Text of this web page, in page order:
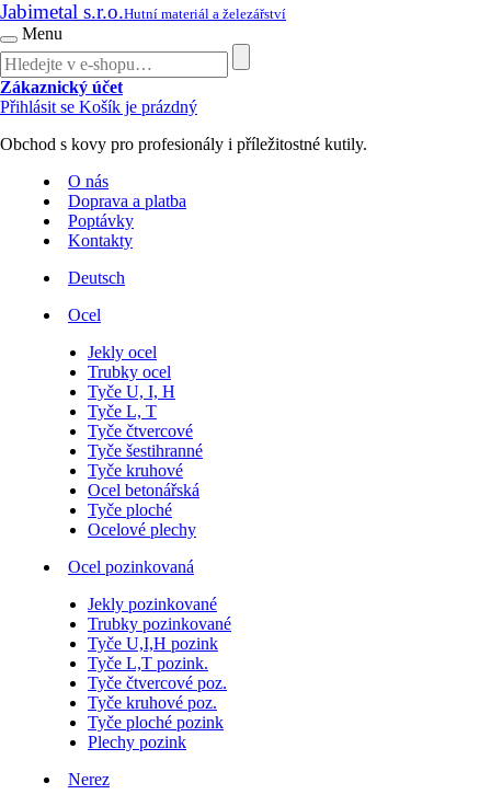
Jabimetal s.r.o.Hutní materiál a železářství
Menu
Zákaznický účet
Přihlásit se Košík je prázdný
Obchod s kovy pro profesionály i příležitostné kutily.
O nás
Doprava a platba
Poptávky
Kontakty
Deutsch
Ocel
Jekly ocel
Trubky ocel
Tyče U, I, H
Tyče L, T
Tyče čtvercové
Tyče šestihranné
Tyče kruhové
Ocel betonářská
Tyče ploché
Ocelové plechy
Ocel pozinkovaná
Jekly pozinkované
Trubky pozinkované
Tyče U,I,H pozink
Tyče L,T pozink.
Tyče čtvercové poz.
Tyče kruhové poz.
Tyče ploché pozink
Plechy pozink
Nerez